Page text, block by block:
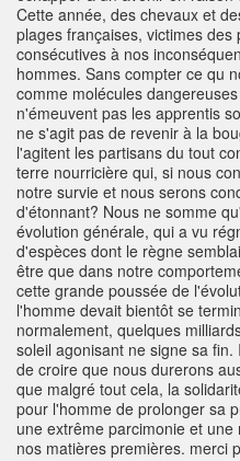
Cette année, des chevaux et
plages françaises, victimes
consécutives à nos
hommes. Sans compter ce qu
comme molécules
n'émeuvent pas les apprentis
ne s'agit pas de revenir à la
l'agitent les partisans du tout
terre nourricière qui, si nous
notre survie et nous serons
d'étonnant? Nous ne somme
évolution générale, qui a vu
d'espèces dont le règne
être que dans notre
cette grande poussée de
l'homme devait bientôt se
normalement, quelques
soleil agonisant ne signe sa
de croire que nous durerons
que malgré tout cela, la
pour l'homme de prolonger sa
une extrême parcimonie et
nos matières premières. merci